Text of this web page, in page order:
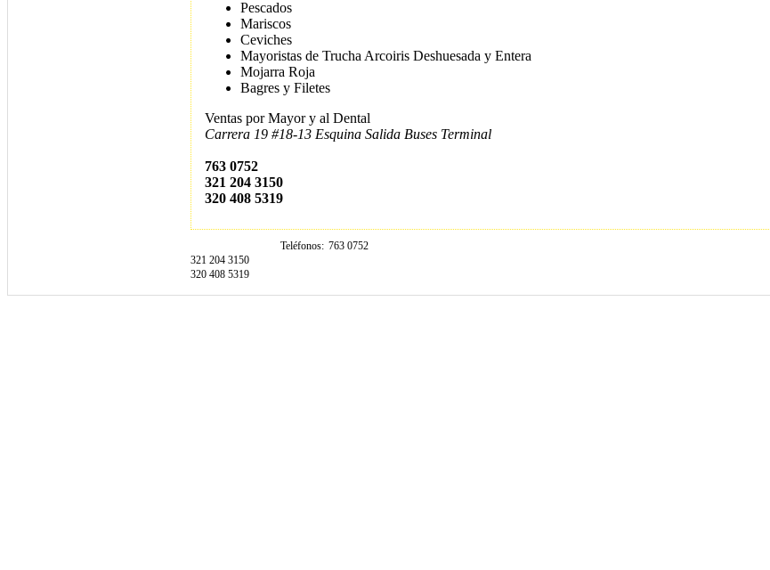
Pescados
Mariscos
Ceviches
Mayoristas de Trucha Arcoiris Deshuesada y Entera
Mojarra Roja
Bagres y Filetes
Ventas por Mayor y al Dental
Carrera 19 #18-13 Esquina Salida Buses Terminal
763 0752
321 204 3150
320 408 5319
Teléfonos 763 0752
321 204 3150
320 408 5319